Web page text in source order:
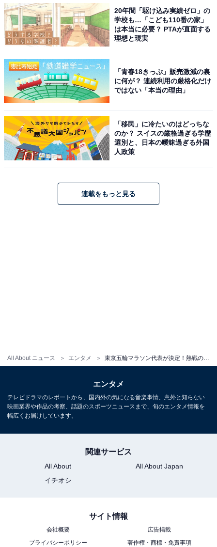
All About ニュース エンタメ
明治神宮外苑いちょう並木の直線を曲がる直前の様子。このときすでに、設
楽悠太選手が飛び出そうとしている（編集部撮影）
以降も10km地点（後続と1分44秒差）、15km地点（2分
独走状態で21kmの銀座に現れた設楽悠太選手（編集部撮影）
序盤で思いのほか差がついてしまったことから、追う集
団も山本憲二選手（マツダ）、神野大地選手（セルソー
ス）などが代わる代わる集団を動かし、何度もふるい落
匠吾選手、鈴木健吾選手（ともに富士通）などに絞られ
20年間「駆け込み実績ゼロ」の
学校も…「こども110番の家」
は本当に必要？ PTAが直面する
理想と現実
「青春18きっぷ」販売激減の裏
に何が？ 連続利用の厳格化だけ
ではない「本当の理由」
「移民」に冷たいのはどっちな
のか？ スイスの厳格過ぎる学歴
選別と、日本の曖昧過ぎる外国
人政策
連載をもっと見る
エンタメ
テレビドラマのレポートから、国内外の気になる音楽事情、意外と知らない
映画業界や作品の考察、話題のスポーツニュースまで、旬のエンタメ情報を
幅広くお届けしています。
関連サービス
All About
All About Japan
イチオシ
サイト情報
会社概要
広告掲載
プライバシーポリシー
著作権・商標・免責事項